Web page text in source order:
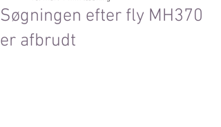
Søgningen efter fly MH370
er afbrudt